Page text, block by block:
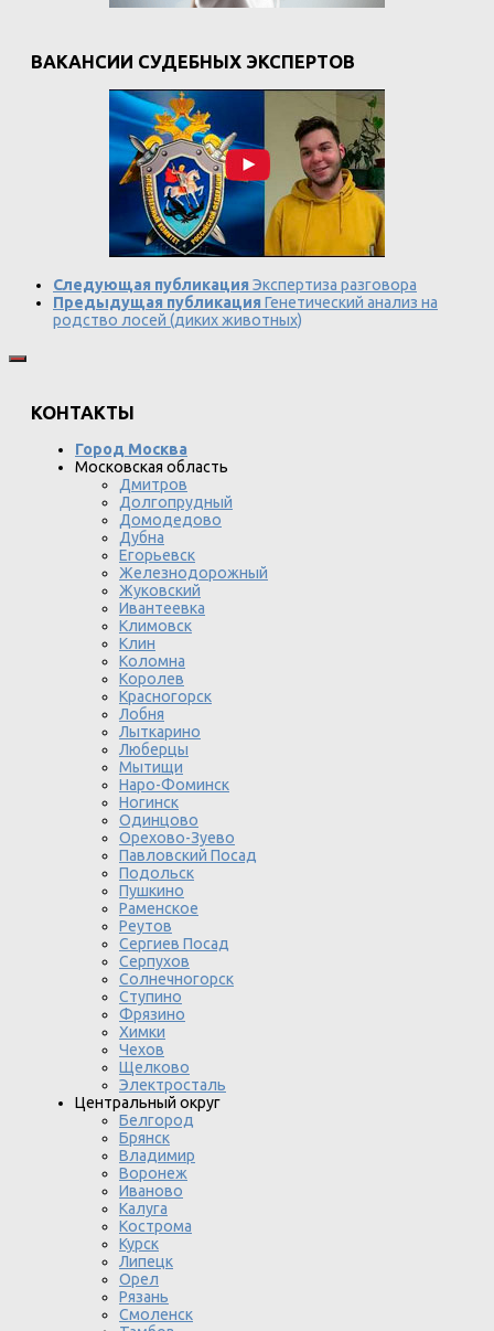
ВАКАНСИИ СУДЕБНЫХ ЭКСПЕРТОВ
Следующая публикация Экспертиза разговора
Предыдущая публикация Генетический анализ на
родство лосей (диких животных)
КОНТАКТЫ
Город Москва
Московская область
Дмитров
Долгопрудный
Домодедово
Дубна
Егорьевск
Железнодорожный
Жуковский
Ивантеевка
Климовск
Клин
Коломна
Королев
Красногорск
Лобня
Лыткарино
Люберцы
Мытищи
Наро-Фоминск
Ногинск
Одинцово
Орехово-Зуево
Павловский Посад
Подольск
Пушкино
Раменское
Реутов
Сергиев Посад
Серпухов
Солнечногорск
Ступино
Фрязино
Химки
Чехов
Щелково
Электросталь
Центральный округ
Белгород
Брянск
Владимир
Воронеж
Иваново
Калуга
Кострома
Курск
Липецк
Орел
Рязань
Смоленск